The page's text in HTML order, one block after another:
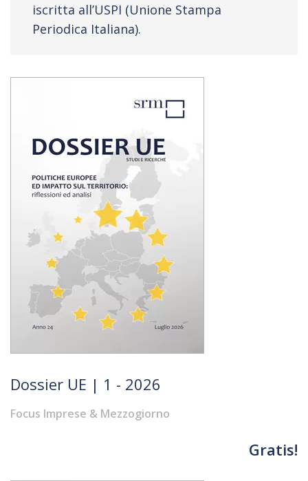
iscritta all’USPI (Unione Stampa
Periodica Italiana).
Dossier UE | 1 - 2026
Focus Imprese & Mezzogiorno
Gratis!